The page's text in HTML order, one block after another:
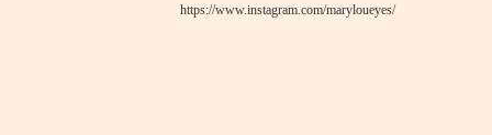
https://www.instagram.com/maryloueyes/